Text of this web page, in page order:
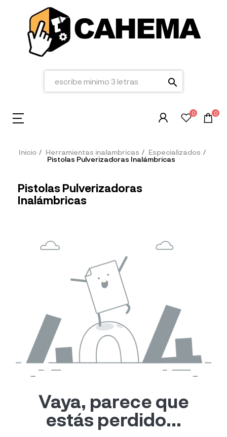
search
0 0
Inicio Herramientas inalambricas
Especializados
Pistolas Pulverizadoras Inalámbricas
Pistolas Pulverizadoras
Inalámbricas
Vaya, parece que
estás perdido...